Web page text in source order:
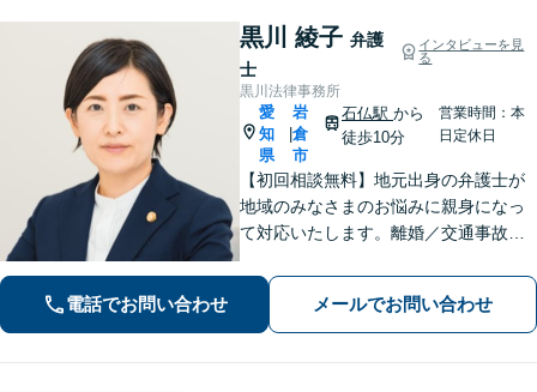
黒川 綾子 弁護
士
インタビューを見
る
黒川法律事務所
愛
知
県
岩
倉
市
石仏駅 から
徒歩10分
営業時間：本
日定休日
【初回相談無料】地元出身の弁護士が
地域のみなさまのお悩みに親身になっ
て対応いたします。離婚／交通事故／
こる法律トラブルに幅広く対応しま
す。お気軽にご相談ください。【法テ
ラス利用可能】
電話でお問い合わせ メールでお問い合わせ